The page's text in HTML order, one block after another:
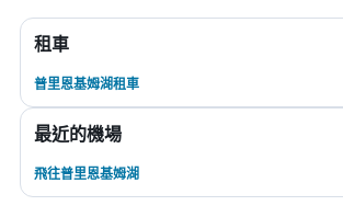
租車
普里恩基姆湖租車
最近的機場
飛往普里恩基姆湖